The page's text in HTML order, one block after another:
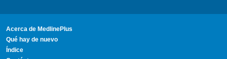
Acerca de MedlinePlus
Qué hay de nuevo
Índice